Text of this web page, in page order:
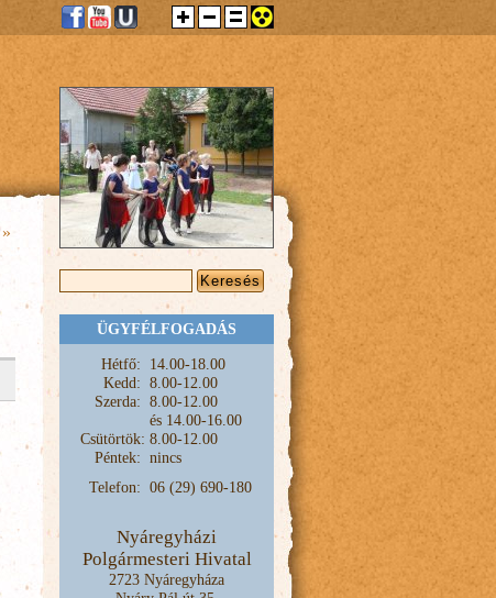
»
KERESÉS ŰRLAP
ÜGYFÉLFOGADÁS
Hétfő: 14.00-18.00
Kedd: 8.00-12.00
Szerda: 8.00-12.00
és 14.00-16.00
Csütörtök: 8.00-12.00
Péntek: nincs
Telefon: 06 (29) 690-180
Nyáregyházi
Polgármesteri Hivatal
2723 Nyáregyháza